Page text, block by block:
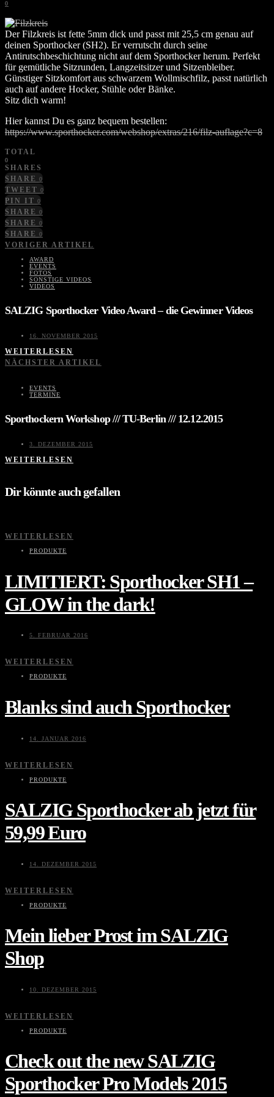
0
Der Filzkreis ist fette 5mm dick und passt mit 25,5 cm genau auf
deinen Sporthocker (SH2). Er verrutscht durch seine
Antirutschbeschichtung nicht auf dem Sporthocker herum. Perfekt
für gemütliche Sitzrunden, Langzeitsitzer und Sitzenbleiber.
Günstiger Sitzkomfort aus schwarzem Wollmischfilz, passt natürlich
auch auf andere Hocker, Stühle oder Bänke.
Sitz dich warm!
Hier kannst Du es ganz bequem bestellen:
https://www.sporthocker.com/webshop/extras/216/filz-auflage?c=8
TOTAL
0
SHARES
SHARE 0
TWEET 0
PIN IT 0
SHARE 0
SHARE 0
SHARE 0
VORIGER ARTIKEL
AWARD
EVENTS
FOTOS
SONSTIGE VIDEOS
VIDEOS
SALZIG Sporthocker Video Award – die Gewinner Videos
16. NOVEMBER 2015
WEITERLESEN
NÄCHSTER ARTIKEL
EVENTS
TERMINE
Sporthockern Workshop /// TU-Berlin /// 12.12.2015
3. DEZEMBER 2015
WEITERLESEN
Dir könnte auch gefallen
WEITERLESEN
PRODUKTE
LIMITIERT: Sporthocker SH1 –
GLOW in the dark!
5. FEBRUAR 2016
WEITERLESEN
PRODUKTE
Blanks sind auch Sporthocker
14. JANUAR 2016
WEITERLESEN
PRODUKTE
SALZIG Sporthocker ab jetzt für
59,99 Euro
14. DEZEMBER 2015
WEITERLESEN
PRODUKTE
Mein lieber Prost im SALZIG
Shop
10. DEZEMBER 2015
WEITERLESEN
PRODUKTE
Check out the new SALZIG
Sporthocker Pro Models 2015